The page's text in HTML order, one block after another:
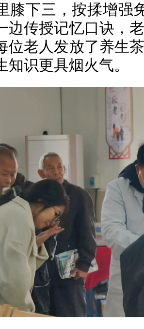
膝下三，按揉增强
边传授记忆口诀，
位老人发放了养生
知识更具烟火气。